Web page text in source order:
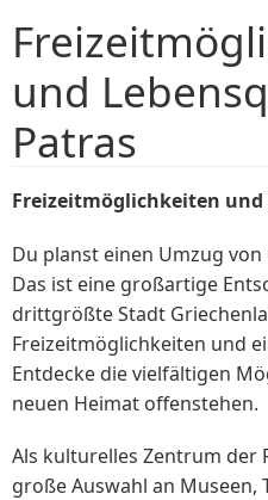
und
Patras
Freizeitmöglichkeiten
Du planst einen Umzug
Das ist eine großartige
drittgrößte Stadt
Freizeitmöglichkeiten und
Entdecke die vielfältigen
neuen Heimat offenstehen.
Als kulturelles Zentrum der
große Auswahl an Museen,